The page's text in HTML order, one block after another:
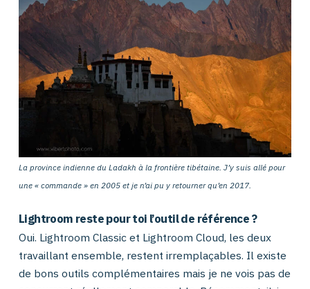
La province indienne du Ladakh à la frontière tibétaine. J’y suis allé pour
une « commande » en 2005 et je n’ai pu y retourner qu’en 2017.
Lightroom reste pour toi l’outil de référence ?
Oui. Lightroom Classic et Lightroom Cloud, les deux
travaillant ensemble, restent irremplaçables. Il existe
de bons outils complémentaires mais je ne vois pas de